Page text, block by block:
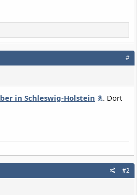
#
in Schleswig-Holstein
. Dort
#2